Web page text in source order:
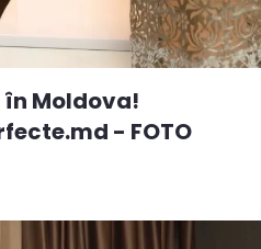
în Moldova!
- FOTO